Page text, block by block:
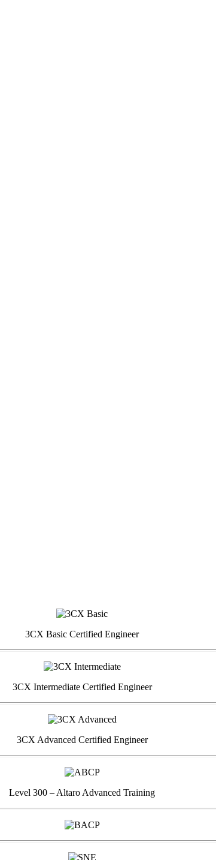
3CX Basic Certified Engineer
3CX Intermediate Certified Engineer
3CX Advanced Certified Engineer
Level 300 – Altaro Advanced Training